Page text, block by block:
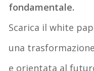
fondamentale.
Scarica il white
una
e orientata al